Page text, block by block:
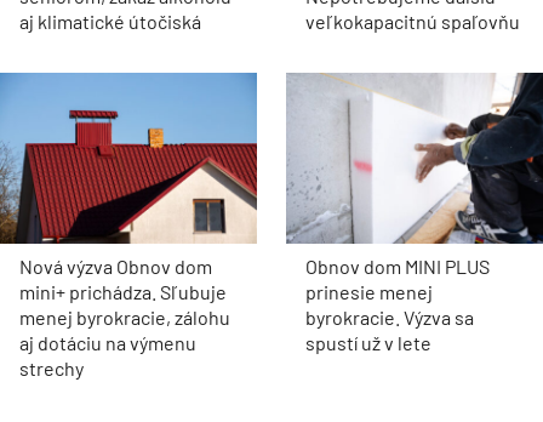
aj klimatické útočiská
veľkokapacitnú spaľovňu
Nová výzva Obnov dom
mini+ prichádza. Sľubuje
menej byrokracie, zálohu
aj dotáciu na výmenu
strechy
Obnov dom MINI PLUS
prinesie menej
byrokracie. Výzva sa
spustí už v lete